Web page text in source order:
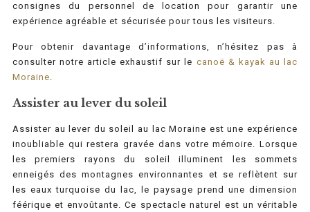
consignes du personnel de location pour garantir une
expérience agréable et sécurisée pour tous les visiteurs.
Pour obtenir davantage d’informations, n’hésitez pas à
consulter notre article exhaustif sur le canoë & kayak au lac
Moraine.
Assister au lever du soleil
Assister au lever du soleil au lac Moraine est une expérience
inoubliable qui restera gravée dans votre mémoire. Lorsque
les premiers rayons du soleil illuminent les sommets
enneigés des montagnes environnantes et se reflètent sur
les eaux turquoise du lac, le paysage prend une dimension
féérique et envoûtante. Ce spectacle naturel est un véritable